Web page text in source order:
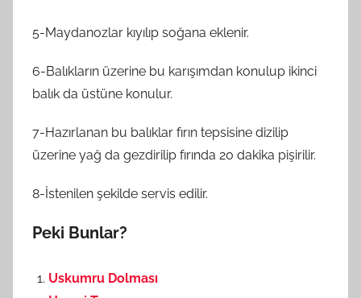
5-Maydanozlar kıyılıp soğana eklenir.
6-Balıkların üzerine bu karışımdan konulup ikinci
balık da üstüne konulur.
7-Hazırlanan bu balıklar fırın tepsisine dizilip
üzerine yağ da gezdirilip fırında 20 dakika pişirilir.
8-İstenilen şekilde servis edilir.
Peki Bunlar?
Uskumru Dolması